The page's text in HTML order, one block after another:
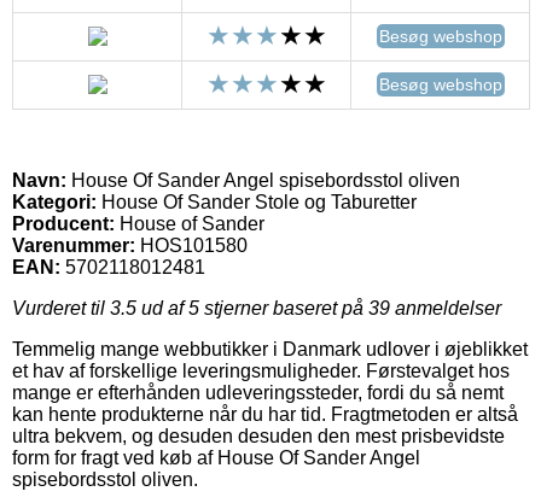
Besøg webshop
Besøg webshop
Navn: House Of Sander Angel spisebordsstol oliven
Kategori: House Of Sander Stole og Taburetter
Producent: House of Sander
Varenummer: HOS101580
EAN: 5702118012481
Vurderet til 3.5 ud af 5 stjerner baseret på 39 anmeldelser
Temmelig mange webbutikker i Danmark udlover i øjeblikket
et hav af forskellige leveringsmuligheder. Førstevalget hos
mange er efterhånden udleveringssteder, fordi du så nemt
kan hente produkterne når du har tid. Fragtmetoden er altså
ultra bekvem, og desuden desuden den mest prisbevidste
form for fragt ved køb af House Of Sander Angel
spisebordsstol oliven.